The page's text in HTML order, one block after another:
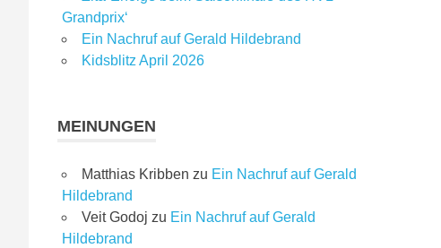
Grandprix‘
Ein Nachruf auf Gerald Hildebrand
Kidsblitz April 2026
MEINUNGEN
Matthias Kribben zu Ein Nachruf auf Gerald
Hildebrand
Veit Godoj zu Ein Nachruf auf Gerald
Hildebrand